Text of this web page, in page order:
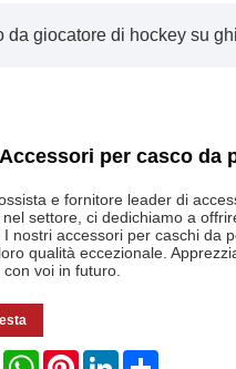
da giocatore di hockey su
per casco da
e fornitore leader di
settore, ci dedichiamo a
I nostri accessori per caschi da
qualità eccezionale.
voi in futuro.
X WhatsAppPinterestLinkedIn